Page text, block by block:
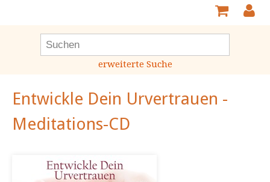
erweiterte Suche
Entwickle Dein Urvertrauen -
Meditations-CD